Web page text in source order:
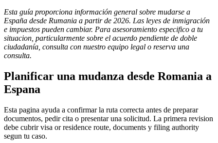
Esta guía proporciona información general sobre mudarse a
España desde Rumania a partir de 2026. Las leyes de inmigración
e impuestos pueden cambiar. Para asesoramiento especifico a tu
situacion, particularmente sobre el acuerdo pendiente de doble
ciudadanía, consulta con nuestro equipo legal o reserva una
consulta.
Planificar una mudanza desde Romania a
Espana
Esta pagina ayuda a confirmar la ruta correcta antes de preparar
documentos, pedir cita o presentar una solicitud. La primera revision
debe cubrir visa or residence route, documents y filing authority
segun tu caso.